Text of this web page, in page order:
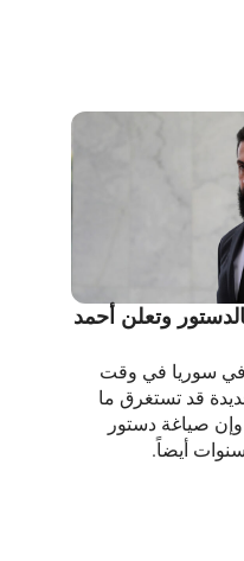
وتعلن أحمد
في سوريا في وقت
قد تستغرق ما
صياغة دستور
أيضاً.